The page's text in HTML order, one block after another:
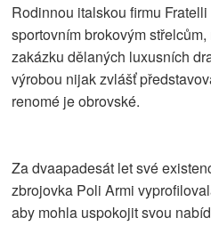
Rodinnou italskou firmu
sportovním brokovým
zakázku dělaných luxusních
výrobou nijak zvlášť
renomé je obrovské.
Za dvaapadesát let své
zbrojovka Poli Armi
aby mohla uspokojit svou